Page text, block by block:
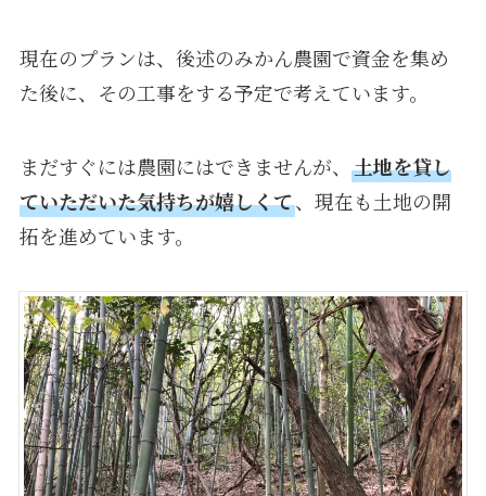
現在のプランは、後述のみかん農園で資金を集め
た後に、その工事をする予定で考えています。
まだすぐには農園にはできませんが、 土地を貸し
ていただいた気持ちが嬉しくて、現在も土地の開
拓を進めています。